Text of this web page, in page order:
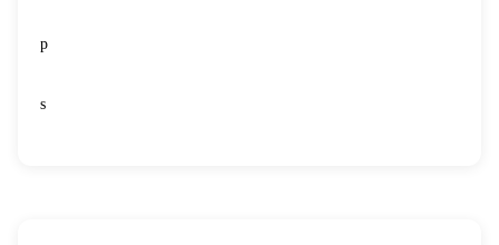
p
s